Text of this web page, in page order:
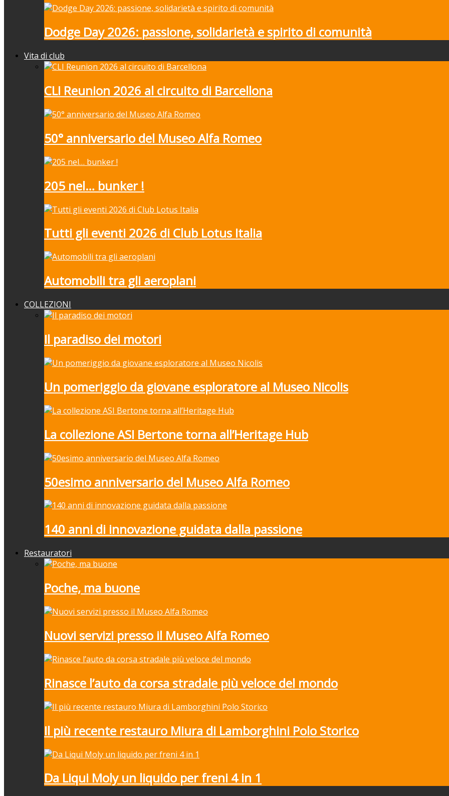
Dodge Day 2026: passione, solidarietà e spirito di comunità
Vita di club
CLI Reunion 2026 al circuito di Barcellona
50° anniversario del Museo Alfa Romeo
205 nel… bunker !
Tutti gli eventi 2026 di Club Lotus Italia
Automobili tra gli aeroplani
COLLEZIONI
Il paradiso dei motori
Un pomeriggio da giovane esploratore al Museo Nicolis
La collezione ASI Bertone torna all’Heritage Hub
50esimo anniversario del Museo Alfa Romeo
140 anni di innovazione guidata dalla passione
Restauratori
Poche, ma buone
Nuovi servizi presso il Museo Alfa Romeo
Rinasce l’auto da corsa stradale più veloce del mondo
Il più recente restauro Miura di Lamborghini Polo Storico
Da Liqui Moly un liquido per freni 4 in 1